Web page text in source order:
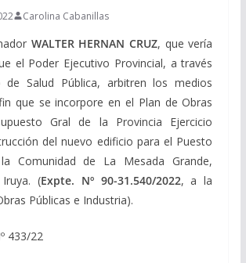
Carolina Cabanillas
WALTER HERNAN CRUZ, que vería
el Poder Ejecutivo Provincial, a través
de Salud Pública, arbitren los medios
que se incorpore en el Plan de Obras
Gral de la Provincia Ejercicio
del nuevo edificio para el Puesto
Comunidad de La Mesada Grande,
(Expte. Nº 90-31.540/2022, a la
Públicas e Industria).
433/22